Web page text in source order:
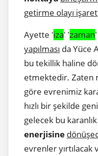
getirme olayı işaret
Ayette 'iza' 'zaman
yapılması da Yüce
bu tekillik haline
etmektedir. Zaten
göre evrenimiz
hızlı bir şekilde
gelecek bu
enerjisine
evrenler yırtılacak